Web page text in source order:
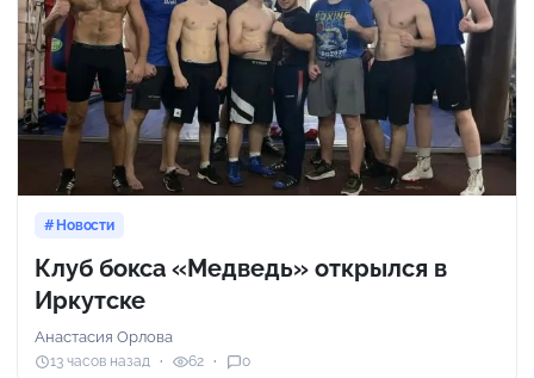
Новости
Клуб бокса «Медведь» открылся в
Иркутске
Анастасия Орлова
13 часов назад 62 0